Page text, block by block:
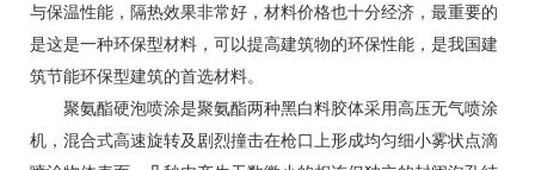
与保温性能，隔热效果非常好，材料价格也十分经济，最重要的
是这是一种环保型材料，可以提高建筑物的环保性能，是我国建
筑节能环保型建筑的首选材料。
聚氨酯硬泡喷涂是聚氨酯两种黑白料胶体采用高压无气喷涂
机，混合式高速旋转及剧烈撞击在枪口上形成均匀细小雾状点滴